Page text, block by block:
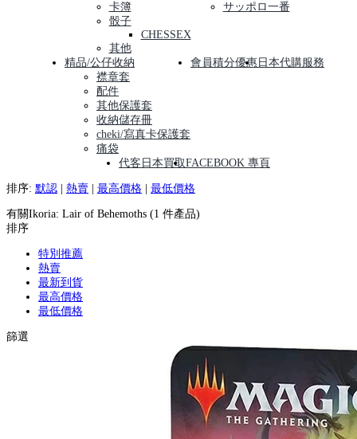
卡簿
骰子
CHESSEX
其他
サッポロ一番
精品/公仔收納
襟章套
配件
其他保護套
收納儲存冊
cheki/寫真卡保護套
痛袋
會員積分優惠 日本代購服務
代客日本買取FACEBOOK 專頁
排序: 默認 熱賣 最高價格 最低價格
有關Ikoria: Lair of Behemoths (1 件產品)
排序
特別推薦
熱賣
最新到貨
最高價格
最低價格
篩選